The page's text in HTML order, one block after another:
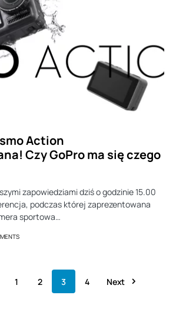
Action
Czy GoPro ma się czego
zapowiedziami dziś o godzinie 15.00
podczas której zaprezentowana
sportowa…
1 2 3 4 Next